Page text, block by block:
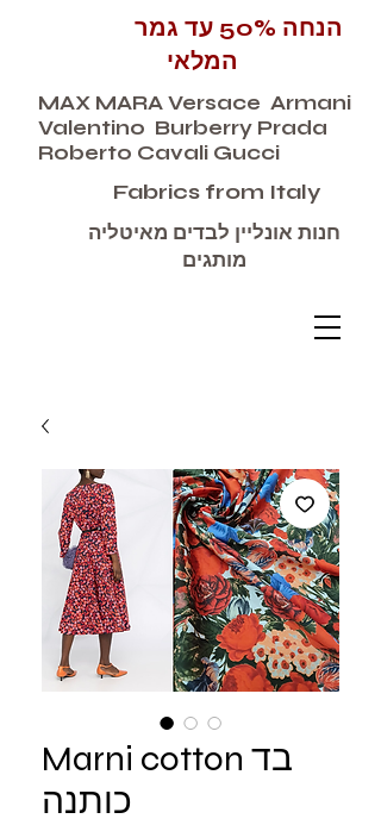
MAX MARA Versace Armani
Valentino Burberry Prada
Roberto Cavali Gucci
חנות אונליין לבדים מאיטליה
מותגים
Fabrics from Italy
Marni cotton בד
כותנה